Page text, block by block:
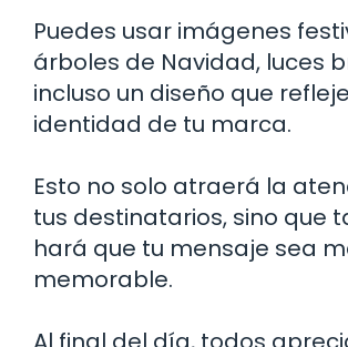
Puedes usar imágenes
árboles de Navidad, luces
incluso un diseño que
identidad de tu marca.
Esto no solo atraerá la
tus destinatarios, sino que
hará que tu mensaje sea
memorable.